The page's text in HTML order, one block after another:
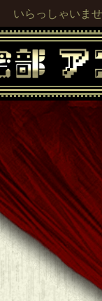
いらっしゃいま